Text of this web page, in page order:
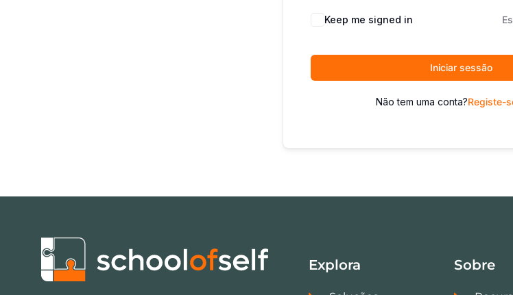
Keep me signed in
Iniciar sessão
Não tem uma conta?Registe-
Explora Sobre